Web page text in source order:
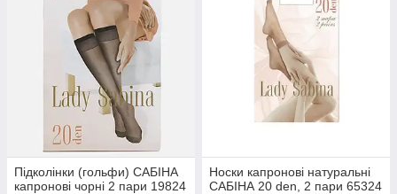
Підколінки (гольфи) САБІНА
капронові чорні 2 пари 19824
Носки капронові натуральні
САБІНА 20 den, 2 пари 65324